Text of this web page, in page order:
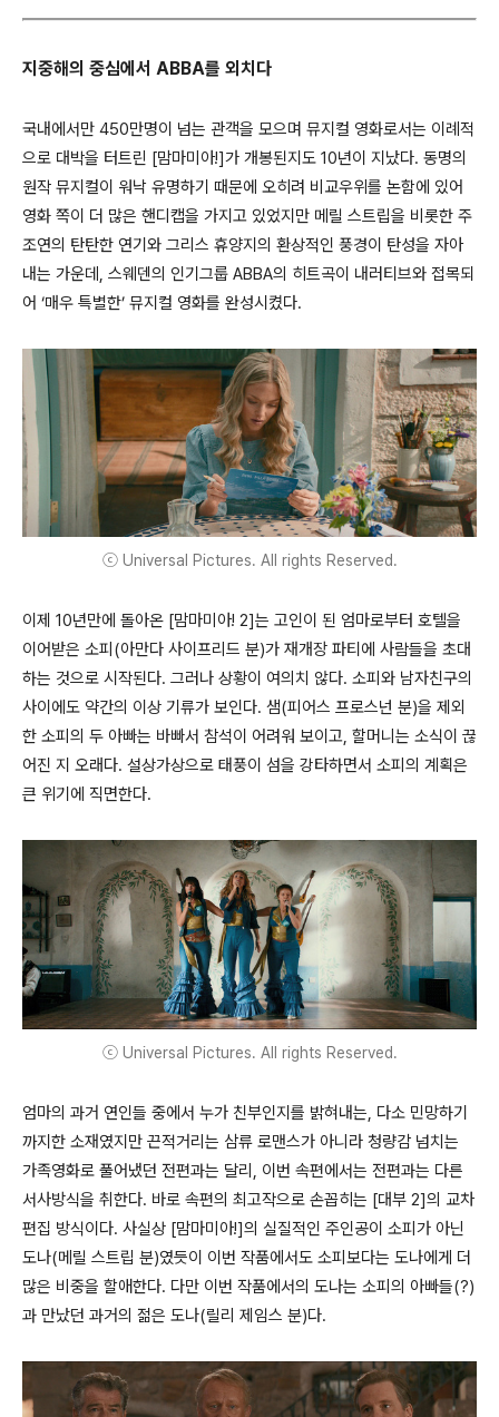
지중해의 중심에서 ABBA를 외치다
국내에서만 450만명이 넘는 관객을 모으며 뮤지컬 영화로서는 이례적
으로 대박을 터트린 [맘마미아!]가 개봉된지도 10년이 지났다. 동명의
원작 뮤지컬이 워낙 유명하기 때문에 오히려 비교우위를 논함에 있어
영화 쪽이 더 많은 핸디캡을 가지고 있었지만 메릴 스트립을 비롯한 주
조연의 탄탄한 연기와 그리스 휴양지의 환상적인 풍경이 탄성을 자아
내는 가운데, 스웨덴의 인기그룹 ABBA의 히트곡이 내러티브와 접목되
어 ‘매우 특별한’ 뮤지컬 영화를 완성시켰다.
ⓒ Universal Pictures. All rights Reserved.
이제 10년만에 돌아온 [맘마미아! 2]는 고인이 된 엄마로부터 호텔을
이어받은 소피(아만다 사이프리드 분)가 재개장 파티에 사람들을 초대
하는 것으로 시작된다. 그러나 상황이 여의치 않다. 소피와 남자친구의
사이에도 약간의 이상 기류가 보인다. 샘(피어스 프로스넌 분)을 제외
한 소피의 두 아빠는 바빠서 참석이 어려워 보이고, 할머니는 소식이 끊
어진 지 오래다. 설상가상으로 태풍이 섬을 강타하면서 소피의 계획은
큰 위기에 직면한다.
ⓒ Universal Pictures. All rights Reserved.
엄마의 과거 연인들 중에서 누가 친부인지를 밝혀내는, 다소 민망하기
까지한 소재였지만 끈적거리는 삼류 로맨스가 아니라 청량감 넘치는
가족영화로 풀어냈던 전편과는 달리, 이번 속편에서는 전편과는 다른
서사방식을 취한다. 바로 속편의 최고작으로 손꼽히는 [대부 2]의 교차
편집 방식이다. 사실상 [맘마미아!]의 실질적인 주인공이 소피가 아닌
도나(메릴 스트립 분)였듯이 이번 작품에서도 소피보다는 도나에게 더
많은 비중을 할애한다. 다만 이번 작품에서의 도나는 소피의 아빠들(?)
과 만났던 과거의 젊은 도나(릴리 제임스 분)다.